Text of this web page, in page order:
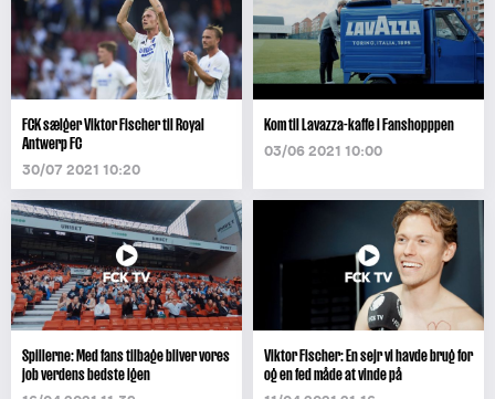
FCK sælger Viktor Fischer til Royal
Antwerp FC
30/07 2021 10:20
Kom til Lavazza-kaffe i Fanshopppen
03/06 2021 10:00
Spillerne: Med fans tilbage bliver vores
job verdens bedste igen
Viktor Fischer: En sejr vi havde brug for
og en fed måde at vinde på